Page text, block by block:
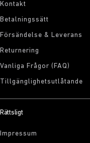
Kontakt
Betalningssätt
Försändelse & Leverans
Returnering
Vanliga Frågor (FAQ)
Tillgänglighetsutlåtande
Rättsligt
Impressum